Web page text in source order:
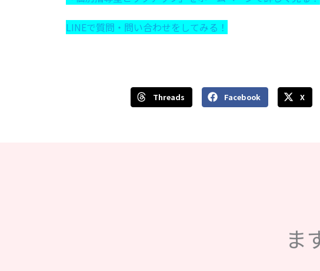
LINEで質問・問い合わせをしてみる！
Threads Facebook X
ま